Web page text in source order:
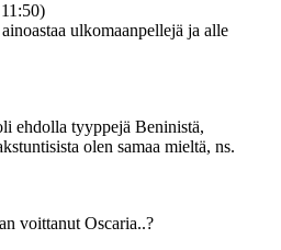
ulkomaanpellejä ja alle
ehdolla tyyppejä Beninistä,
olen samaa mieltä, ns.
voittanut Oscaria..?